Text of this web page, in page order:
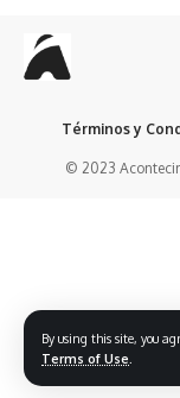
By using this site, you
Terms of Use
© 2023
Términos y